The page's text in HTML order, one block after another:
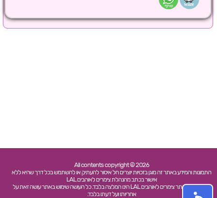
All contents copyright © 2026
התמונות והמידע באתר זה מוגן בזכויות יוצרים חל איסור להעתיק או להשתמש בכל דרך שהיא ללא
אישור בכתב מהנהלת צימרים לאוהבים LAL
כל האמור באתר צימרים לאוהבים LAL הינו המלצה בלבד. כל העושה שימוש באתר עושה זאת על
אחריותו ועל דעתו בלבד.